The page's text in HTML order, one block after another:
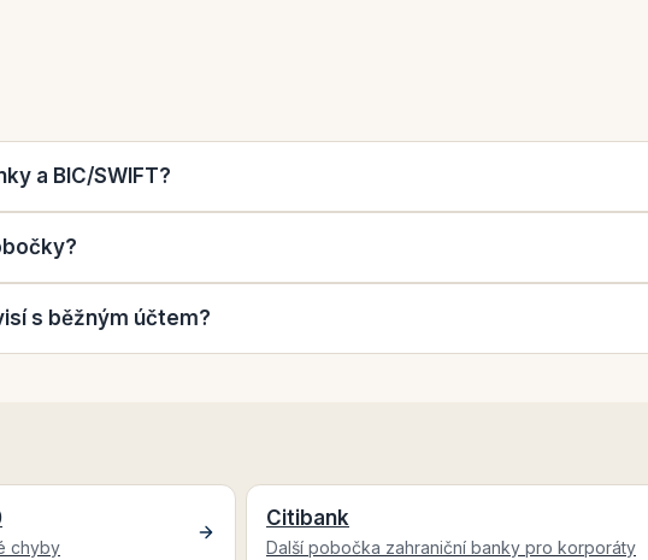
a BIC/SWIFT?
s běžným účtem?
chyby
Citibank
Další pobočka zahraniční banky pro korporáty